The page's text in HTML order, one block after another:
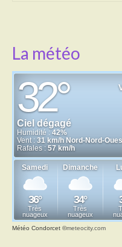
La météo
Météo Condorcet ©meteocity.com